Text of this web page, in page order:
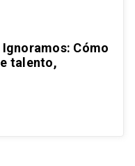
Cómo
talento,